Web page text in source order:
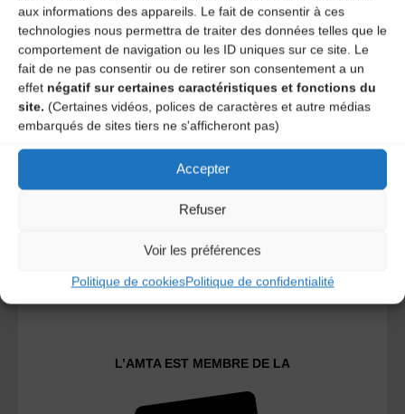
aux informations des appareils. Le fait de consentir à ces
technologies nous permettra de traiter des données telles que le
comportement de navigation ou les ID uniques sur ce site. Le
fait de ne pas consentir ou de retirer son consentement a un
effet négatif sur certaines caractéristiques et fonctions du
site. (Certaines vidéos, polices de caractères et autre médias
embarqués de sites tiers ne s'afficheront pas)
Accepter
Refuser
Voir les préférences
Politique de cookiesPolitique de confidentialité
A DECOUVRIR :
L’AMTA EST MEMBRE DE LA